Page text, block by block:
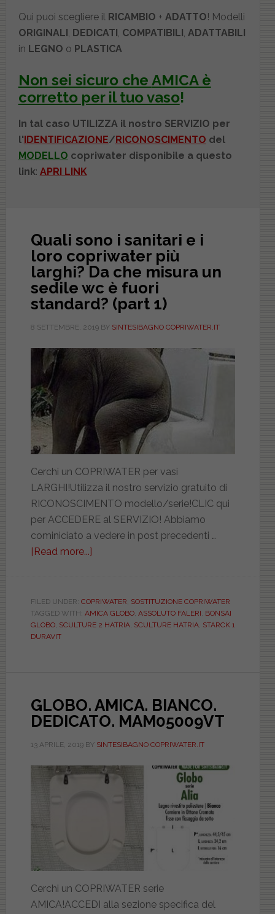
Qui puoi scegliere il RICAMBIO + ADATTO! Modelli
ORIGINALI, DEDICATI, COMPATIBILI, ADATTABILI
in LEGNO o PLASTICA
Non sei sicuro che AMICAè
corretto per il tuo vaso!
In tal caso UTILIZZA il nostro SERVIZIO per
l'IDENTIFICAZIONE/RICONOSCIMENTO del
MODELLO copriwater disponibile a questo
link: APRI LINK
Quali sono i sanitari e i
loro copriwater più
larghi? Da che misura un
sedile wc è fuori
standard? (part 1)
8 SETTEMBRE, 2019BY SINTESIBAGNO COPRIWATER.IT
Cerchi un COPRIWATER per vasi
LARGHI!Utilizza il nostro servizio gratuito di
RICONOSCIMENTO modello/serie!CLIC qui
per ACCEDERE al SERVIZIO! Abbiamo
cominiciato a vedere in post precedenti …
[Read more...]
i
sanitari
e
larghi?
Da
che
un
standard?
(part
1)
FILED UNDER: COPRIWATER SOSTITUZIONE COPRIWATER
TAGGED WITH: AMICA GLOBO, ASSOLUTO FALERI BONSAI
GLOBO, SCULTURE 2 HATRIA, SCULTURE HATRIA, STARCK 1
DURAVIT
GLOBO. AMICA. BIANCO.
DEDICATO. MAM05009VT
13 APRILE, 2019BY SINTESIBAGNO COPRIWATER.IT
Cerchi un COPRIWATER serie
AMICA!ACCEDI alla sezione specifica del